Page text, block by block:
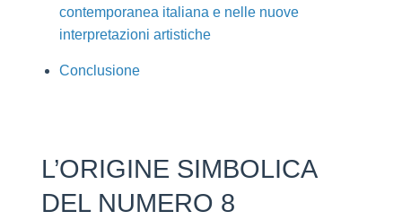
contemporanea italiana e nelle nuove
interpretazioni artistiche
Conclusione
L’ORIGINE SIMBOLICA
DEL NUMERO 8